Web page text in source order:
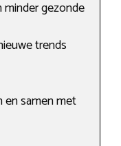
minder gezonde
trends
samen met